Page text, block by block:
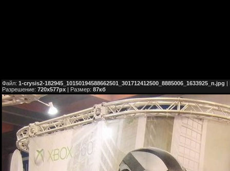
Файл: 1-crysis2-182945_10150194588662501_301712412500_8885006_1633925_n.jpg |
Разрешение: 720x577px | Размер: 87кб